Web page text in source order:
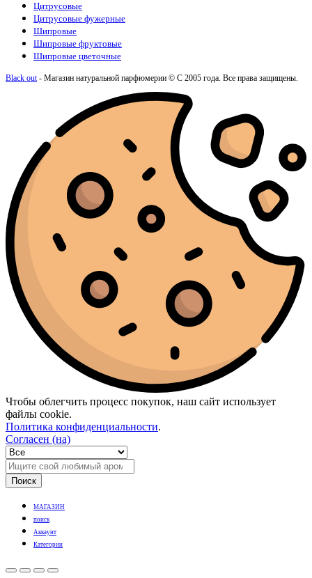
Цитрусовые
Цитрусовые фужерные
Шипровые
Шипровые фруктовые
Шипровые цветочные
Black out- Магазин натуральной парфюмерии © С 2005 года. Все права защищены.
Чтобы облегчить процесс покупок, наш сайт использует
файлы cookie.
Политика конфиденциальности.
Согласен (на)
Поиск
МАГАЗИН
поиск
Аккаунт
Категории